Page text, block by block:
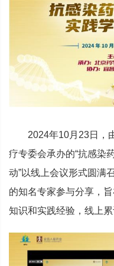
2024年10月23日，
疗专委会承办的“抗感染
动”以线上会议形式圆满
的知名专家参与分享，
知识和实践经验，线上累